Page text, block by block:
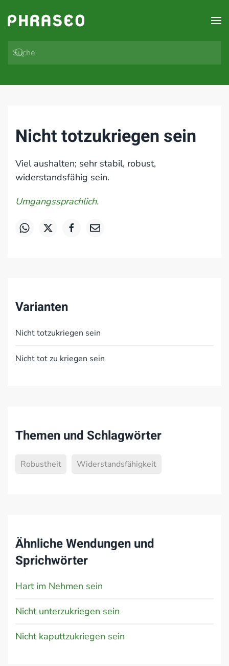
Zum Hauptinhalt springen
Nicht totzukriegen sein
Viel aushalten; sehr stabil, robust,
widerstandsfähig sein.
Umgangssprachlich.
Varianten
Nicht totzukriegen sein
Nicht tot zu kriegen sein
Themen und Schlagwörter
Robustheit Widerstandsfähigkeit
Ähnliche Wendungen und
Sprichwörter
Hart im Nehmen sein
Nicht unterzukriegen sein
Nicht kaputtzukriegen sein